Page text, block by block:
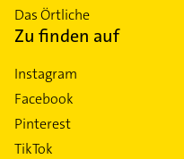
Das Örtliche
Zu finden auf
Instagram
Facebook
Pinterest
TikTok